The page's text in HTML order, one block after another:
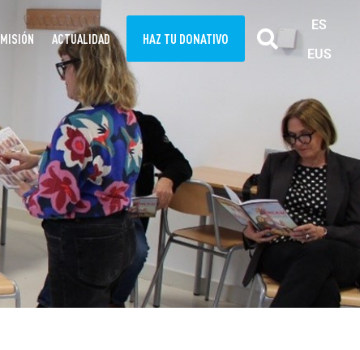
MISIÓN ACTUALIDAD HAZ TU DONATIVO
ES
EUS